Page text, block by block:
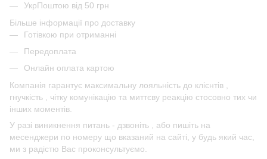
УкрПоштою від 50 грн
Більше інформації про доставку
Готівкою при отриманні
Передоплата
Онлайн оплата картою
Компанія гарантує максимальну лояльність до клієнтів ,
гнучкість , чітку комунікацію та миттєву реакцію стосовно тих чи
інших моментів.
У разі виникнення питань - дзвоніть , або пишіть на
месенджери по номеру що вказаний на сайті, у будь який час,
ми з радістю Вас проконсультуємо.